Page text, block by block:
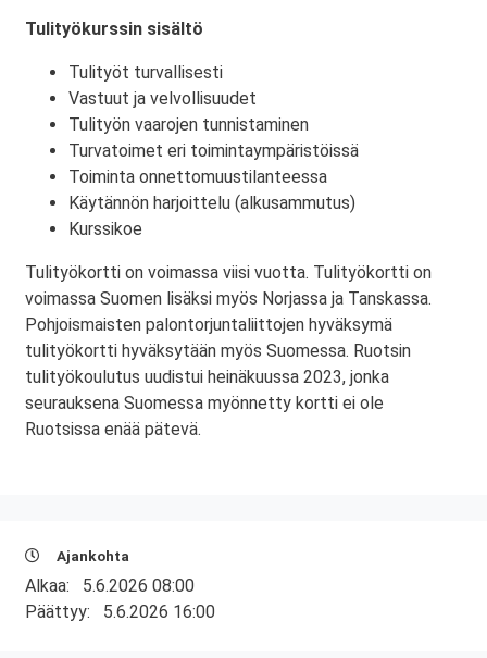
Tulityökurssin sisältö
Tulityöt turvallisesti
Vastuut ja velvollisuudet
Tulityön vaarojen tunnistaminen
Turvatoimet eri toimintaympäristöissä
Toiminta onnettomuustilanteessa
Käytännön harjoittelu (alkusammutus)
Kurssikoe
Tulityökortti on voimassa viisi vuotta. Tulityökortti on
voimassa Suomen lisäksi myös Norjassa ja Tanskassa.
Pohjoismaisten palontorjuntaliittojen hyväksymä
tulityökortti hyväksytään myös Suomessa. Ruotsin
tulityökoulutus uudistui heinäkuussa 2023, jonka
seurauksena Suomessa myönnetty kortti ei ole
Ruotsissa enää pätevä.
Ajankohta
Alkaa: 5.6.2026 08:00
Päättyy: 5.6.2026 16:00